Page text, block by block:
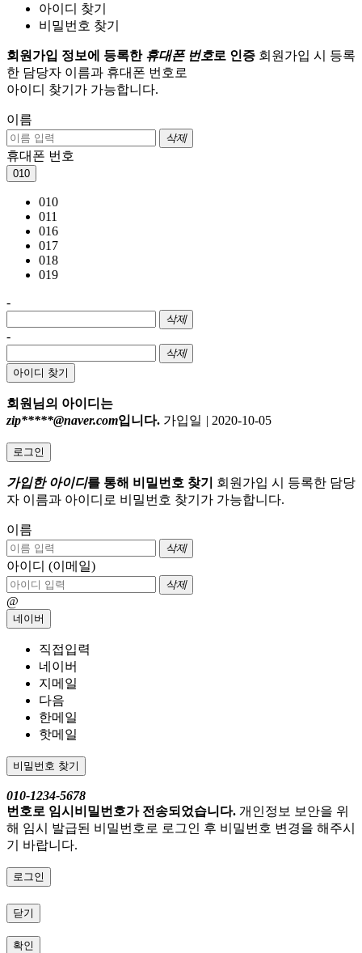
아이디 찾기
비밀번호 찾기
회원가입 정보에 등록한 휴대폰 번호로 인증 회원가입 시 등록
한 담당자 이름과 휴대폰 번호로
아이디 찾기가 가능합니다.
이름
삭제
휴대폰 번호
010
010
011
016
017
018
019
-
삭제
-
삭제
아이디 찾기
회원님의 아이디는
zip*****@naver.com입니다. 가입일 | 2020-10-05
로그인
가입한 아이디를 통해 비밀번호 찾기
회원가입 시 등록한 담당
자 이름과 아이디로 비밀번호 찾기가 가능합니다.
이름
삭제
아이디 (이메일)
삭제
@
네이버
직접입력
네이버
지메일
다음
한메일
핫메일
비밀번호 찾기
010-1234-5678
번호로 임시비밀번호가 전송되었습니다. 개인정보 보안을 위
해 임시 발급된 비밀번호로 로그인 후 비밀번호 변경을 해주시
기 바랍니다.
로그인
닫기
확인